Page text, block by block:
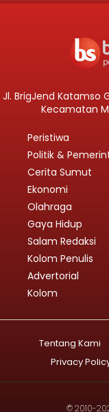
Jl. BrigJend Katamso
Kecamatan
Peristiwa
Politik &
Cerita Sumut
Ekonomi
Olahraga
Gaya Hidup
Salam Redaksi
Kolom Penulis
Advertorial
Kolom
Tentang Kami
Privacy
© 2010-